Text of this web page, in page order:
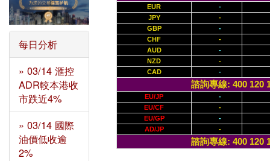
EUR
-
JPY
-
GBP
-
CHF
-
AUD
-
NZD
-
CAD
-
諮詢專線: 400 120
EU/JP
-
EU/CF
-
EU/GP
-
AD/JP
-
諮詢專線: 400 120
每日分析
» 03/14 滙控
ADR較本港收
市跌近4%
» 03/14 國際
油價低收逾
2%